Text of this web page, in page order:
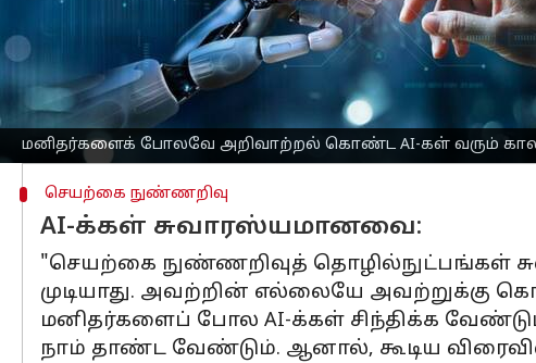
மனிதர்களைக் போலவே அறிவாற்றல் கொண்ட AI-கள் வரும்
ஆராய்ச்சி செய்யும் சிங்குலாரிட்டிநெட்
மனிதர்களின் அறிவாற்றல் மற்றும்
Intelligence) என்கின்றனர். அது குறித்த
அவர் செய்தி நிறுவனம் ஒன்றுக்கு
செயற்கை நுண்ணறிவு
AI-க்கள் சுவாரஸ்யமானவை:
"செயற்கை நுண்ணறிவுத் தொழில்நுட்பங்கள்
முடியாது. அவற்றின் எல்லையே அவற்றுக்கு
மனிதர்களைப் போல AI-க்கள் சிந்திக்க
நாம் தாண்ட வேண்டும். ஆனால், கூடிய